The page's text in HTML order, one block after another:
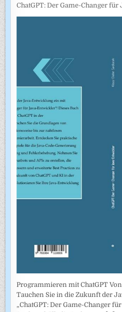
ChatGPT: Der Game-Changer
Programmieren mit ChatGPT
Tauchen Sie in die Zukunft der
„ChatGPT: Der Game-Changer